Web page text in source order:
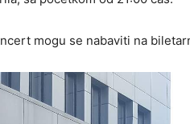
mogu se nabaviti na